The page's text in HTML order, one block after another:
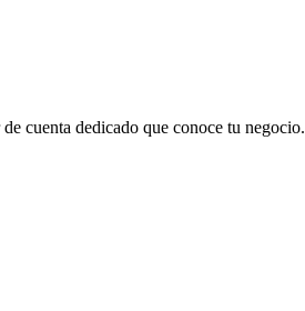
cuenta dedicado que conoce tu negocio.